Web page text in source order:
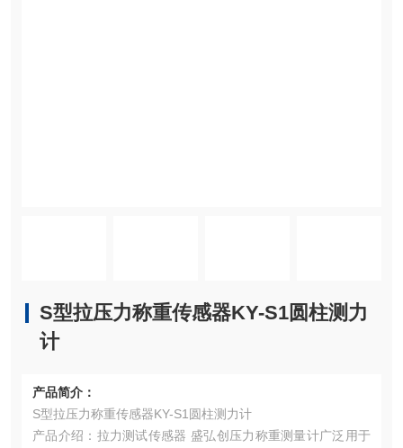
S型拉压力称重传感器KY-S1圆柱测力
计
产品简介：
S型拉压力称重传感器KY-S1圆柱测力计
产品介绍：拉力测试传感器 盛弘创压力称重测量计广泛用于